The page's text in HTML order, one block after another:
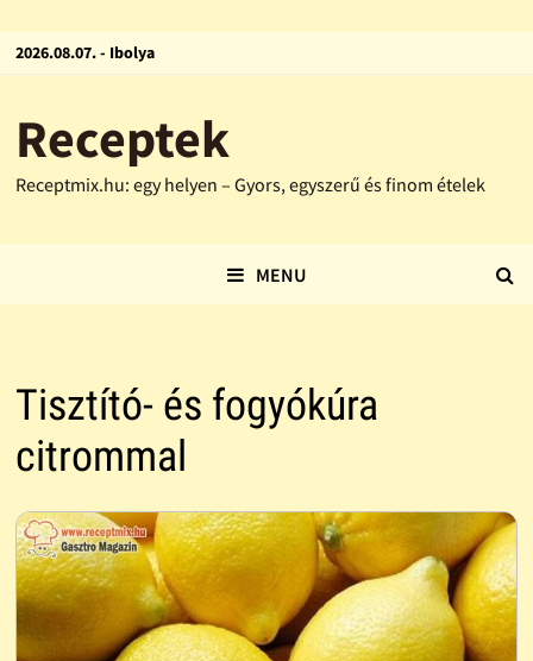
2026.08.07. - Ibolya
Receptek
Receptmix.hu: egy helyen – Gyors, egyszerű és finom ételek
MENU
Tisztító- és fogyókúra
citrommal